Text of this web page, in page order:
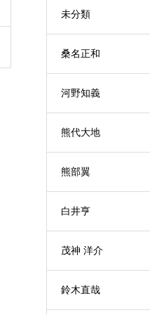
未分類
桑名正和
河野知義
熊代大地
熊部翼
白井亨
茂神 洋介
鈴木直哉